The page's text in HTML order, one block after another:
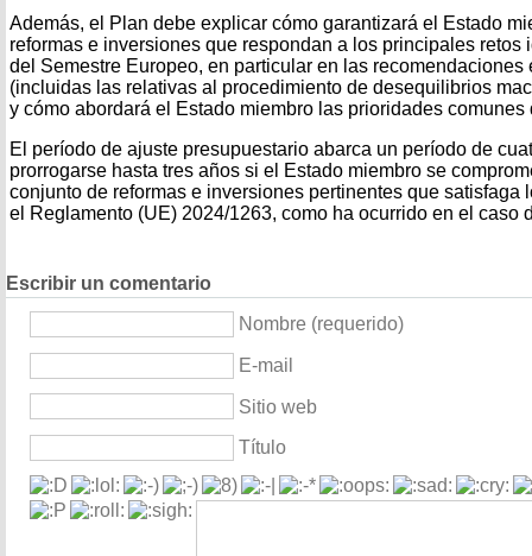
Además, el Plan debe explicar cómo garantizará el Estado
reformas e inversiones que respondan a los principales retos
del Semestre Europeo, en particular en las recomendaciones
(incluidas las relativas al procedimiento de desequilibrios
y cómo abordará el Estado miembro las prioridades comunes
El período de ajuste presupuestario abarca un período de
prorrogarse hasta tres años si el Estado miembro se
conjunto de reformas e inversiones pertinentes que satisfaga
el Reglamento (UE) 2024/1263, como ha ocurrido en el caso
Escribir un comentario
Nombre (requerido)
E-mail
Sitio web
Título